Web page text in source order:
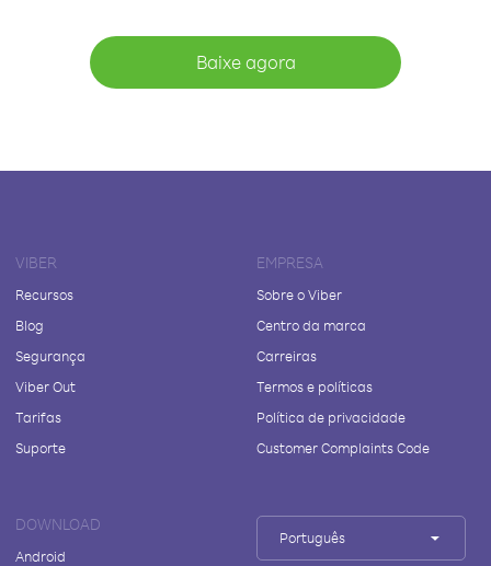
Baixe agora
VIBER
Recursos
Blog
Segurança
Viber Out
Tarifas
Suporte
EMPRESA
Sobre o Viber
Centro da marca
Carreiras
Termos e políticas
Política de privacidade
Customer Complaints Code
DOWNLOAD
Android
Português